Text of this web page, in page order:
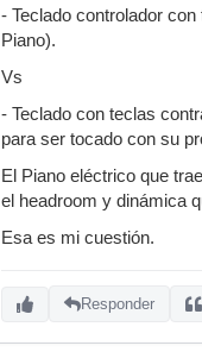
- Teclado controlador
Piano).
Vs
- Teclado con teclas
para ser tocado con su
El Piano eléctrico que
el headroom y dinámica
Esa es mi cuestión.
Responder